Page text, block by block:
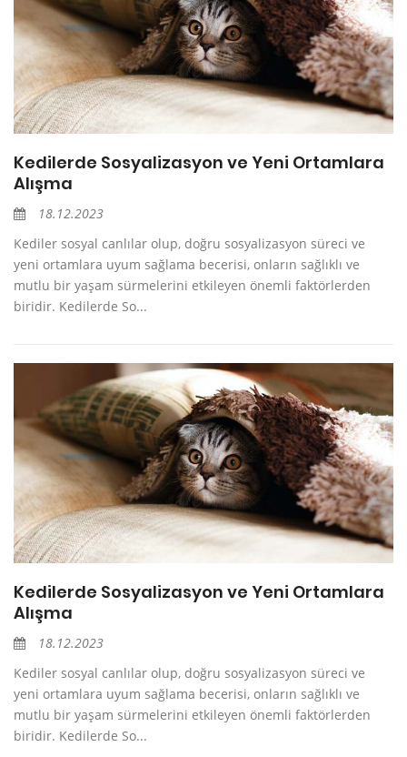
Kedilerde Sosyalizasyon ve Yeni Ortamlara
Alışma
18.12.2023
Kediler sosyal canlılar olup, doğru sosyalizasyon süreci ve
yeni ortamlara uyum sağlama becerisi, onların sağlıklı ve
mutlu bir yaşam sürmelerini etkileyen önemli faktörlerden
biridir. Kedilerde So...
Kedilerde Sosyalizasyon ve Yeni Ortamlara
Alışma
18.12.2023
Kediler sosyal canlılar olup, doğru sosyalizasyon süreci ve
yeni ortamlara uyum sağlama becerisi, onların sağlıklı ve
mutlu bir yaşam sürmelerini etkileyen önemli faktörlerden
biridir. Kedilerde So...